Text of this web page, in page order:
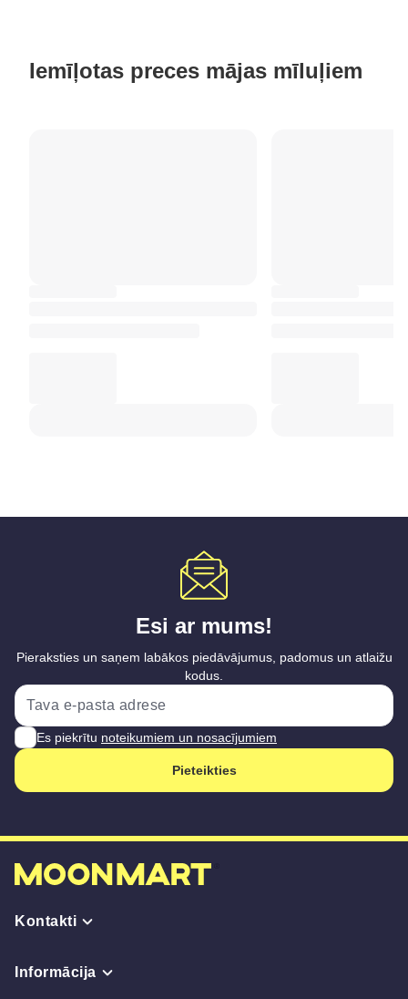
Iemīļotas preces mājas mīluļiem
Esi ar mums!
Pieraksties un saņem labākos piedāvājumus, padomus un atlaižu
kodus.
Es piekrītu noteikumiem un nosacījumiem
Pieteikties
Kontakti
Informācija